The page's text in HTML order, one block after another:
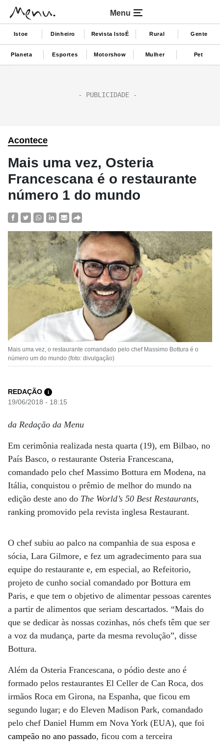
Menu
Istoe Dinheiro Revista IstoÉ Rural Gente
Planeta Esportes Motorshow Mulher Pet
Acontece
Mais uma vez, Osteria
Francescana é o restaurante
número 1 do mundo
Mais uma vez, o restaurante comandado pelo chef Massimo Bottura é o
número um do mundo (foto: divulgação)
REDAÇÃO i
19/06/2018 - 18:15
da Redação da Menu
Em cerimônia realizada nesta quarta (19), em Bilbao, no
País Basco, o restaurante Osteria Francescana,
comandado pelo chef Massimo Bottura em Modena, na
Itália, conquistou o prêmio de melhor do mundo na
edição deste ano do The World’s 50 Best Restaurants,
ranking promovido pela revista inglesa Restaurant.
O chef subiu ao palco na companhia de sua esposa e
sócia, Lara Gilmore, e fez um agradecimento para sua
equipe do restaurante e, em especial, ao Refeitorio,
projeto de cunho social comandado por Bottura em
Paris, e que tem o objetivo de alimentar pessoas carentes
a partir de alimentos que seriam descartados. “Mais do
que se dedicar às nossas cozinhas, nós chefs têm que ser
a voz da mudança, parte da mesma revolução”, disse
Bottura.
Além da Osteria Francescana, o pódio deste ano é
formado pelos restaurantes El Celler de Can Roca, dos
irmãos Roca em Girona, na Espanha, que ficou em
segundo lugar; e do Eleven Madison Park, comandado
pelo chef Daniel Humm em Nova York (EUA), que foi
campeão no ano passado, ficou com a terceira